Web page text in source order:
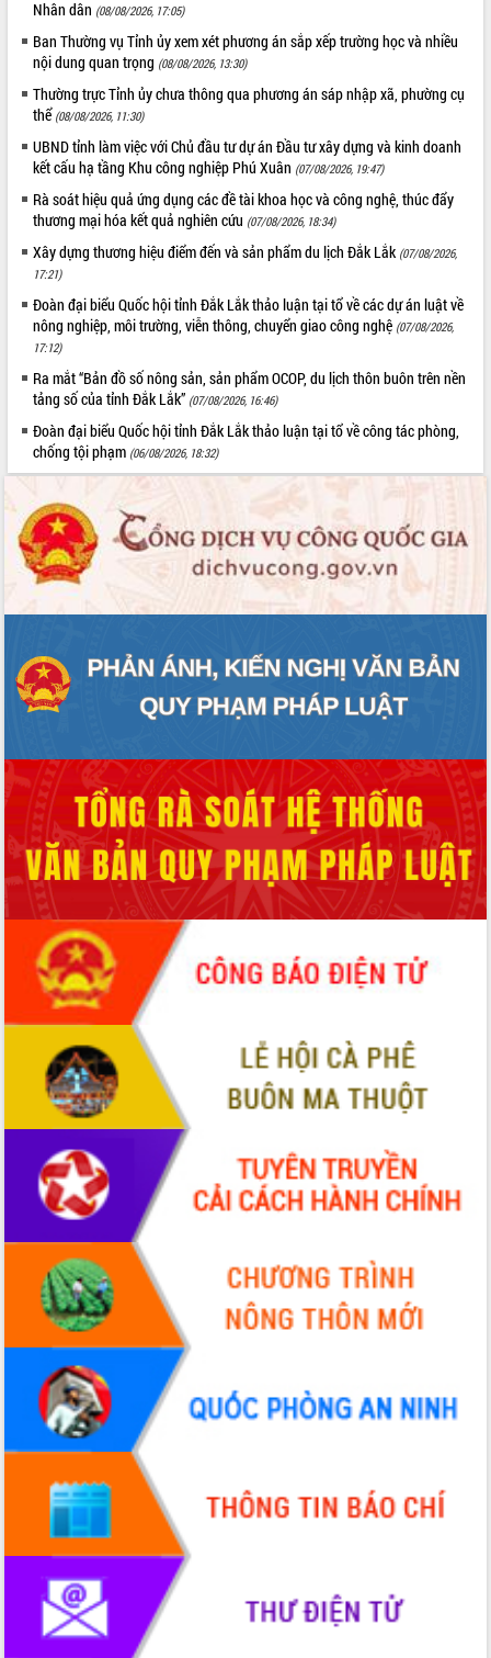
UBND tỉnh họp báo định kỳ tháng 4
năm 2026
Hội thảo khoa học “Giải pháp thúc đẩy
phát triển nền kinh tế xanh tại tỉnh
Đắk Lắk”
Tăng cường giám sát, đôn đốc thực
hiện nhiệm vụ quản lý tài sản công
Tháo gỡ những vướng mắc, đẩy mạnh
công tác cải cách thủ tục hành chính
tại Trung tâm Phục vụ hành chính
công tỉnh
Đắk Lắk: Tôn vinh 46 giải pháp tại Hội
thi Sáng tạo Kỹ thuật 2024 - 2025
Đắk Lắk rà soát, điều chỉnh Đề án 190
về phát triển nuôi trồng thủy sản
Phó Chủ tịch UBND tỉnh Đắk Lắk
Trương Công Thái kiểm tra thực địa
Dự án cao tốc Khánh Hòa - Buôn Ma
Thuột
Định vị cà phê Việt Nam như một “di
sản sống” trong dòng chảy toàn cầu
Xây dựng nông thôn mới: Nâng cao đời
sống người dân từ những mô hình thiết
thực
Quyết liệt tháo gỡ vướng mắc, đẩy
trong Khu kinh tế Nam Phú Yên
Hòn Yến phát triển du lịch gắn với bảo
tồn biển
Đắk Lắk thời kỳ 2021-2030, tầm nhìn
đến năm 2050
Phát động chiến dịch 30 ngày đêm
giải phóng mặt bằng Tuyến đường bộ
ven biển
Đắk Lắk nỗ lực thúc đẩy tăng trưởng
kinh tế từ 10% trở lên trong Quý
II/2026
Đắk Lắk ký kết thỏa thuận hợp tác về
chuyển đổi số giai đoạn 2026 – 2030
với Tập đoàn Bưu chính Viễn thông
Việt Nam
Thứ trưởng Bộ Y tế làm việc với tỉnh
Đắk Lắk về phát triển nhân lực y tế
cho trạm y tế cấp xã
Du lịch Đắk Lắk nâng tầm trải nghiệm
du khách thông qua Hệ thống cơ sở dữ
liệu và Bản đồ số
Tập huấn ứng dụng trí tuệ nhân tạo (AI)
trong thương mại điện tử năm 2026
Đoàn đại biểu Quốc hội tỉnh Đắk Lắk
trao đổi thông tin trước Kỳ họp thứ
nhất, Quốc hội khóa XVI
Quyết liệt cải cách hành chính, khơi
thông nguồn lực phát triển
Nâng cao hiệu lực, hiệu quả HĐND
tỉnh thông qua hiện đại hóa hành chính
Xã Ea Phê gắn cải cách hành chính với
chuyển đổi số
Phó Chủ tịch Thường trực UBND tỉnh
Hồ Thị Nguyên Thảo làm việc tại Trung
tâm Phục vụ hành chính công xã Ea
Xây dựng nền hành chính số đồng
hành cùng nông dân dân, doanh nghiệp
Giai đoạn 2026-2030, Đắk Lắk phấn
đấu có 77% xã đạt chuẩn nông thôn
mới
Nhân dân (08/08/2026, 17:05)
Ban Thường vụ Tỉnh ủy xem xét phương án sắp xếp trường học và nhiều
nội dung quan trọng (08/08/2026, 13:30)
Thường trực Tỉnh ủy chưa thông qua phương án sáp nhập xã, phường cụ
thể (08/08/2026, 11:30)
UBND tỉnh làm việc với Chủ đầu tư dự án Đầu tư xây dựng và kinh doanh
kết cấu hạ tầng Khu công nghiệp Phú Xuân (07/08/2026, 19:47)
Rà soát hiệu quả ứng dụng các đề tài khoa học và công nghệ, thúc đẩy
thương mại hóa kết quả nghiên cứu (07/08/2026, 18:34)
Xây dựng thương hiệu điểm đến và sản phẩm du lịch Đắk Lắk (07/08/2026,
17:21)
Đoàn đại biểu Quốc hội tỉnh Đắk Lắk thảo luận tại tổ về các dự án luật về
nông nghiệp, môi trường, viễn thông, chuyển giao công nghệ (07/08/2026,
17:12)
Ra mắt “Bản đồ số nông sản, sản phẩm OCOP, du lịch thôn buôn trên nền
tảng số của tỉnh Đắk Lắk” (07/08/2026, 16:46)
Đoàn đại biểu Quốc hội tỉnh Đắk Lắk thảo luận tại tổ về công tác phòng,
chống tội phạm (06/08/2026, 18:32)